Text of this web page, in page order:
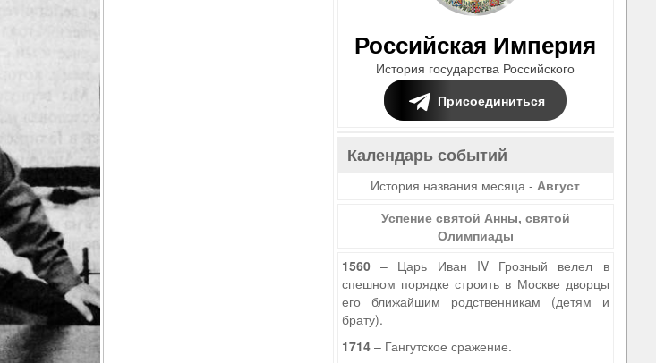
Российская Империя
История государства Российского
Присоединиться
Календарь событий
История названия месяца -Август
Успение святой Анны, святой
Олимпиады
1560– Царь Иван IV Грозный велел в
спешном порядке строить в Москве дворцы
его ближайшим родственникам (детям и
брату).
1714– Гангутское сражение.